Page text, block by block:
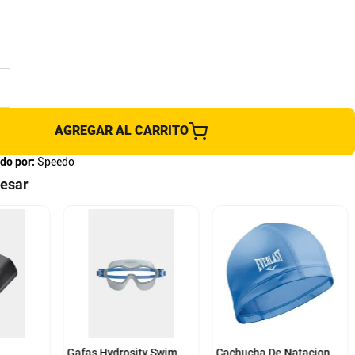
AGREGAR AL CARRITO
por: Speedo